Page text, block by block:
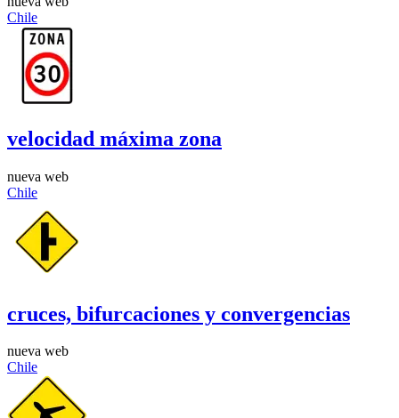
Chile
velocidad máxima zona
nueva web
Chile
cruces, bifurcaciones y convergencias
nueva web
Chile